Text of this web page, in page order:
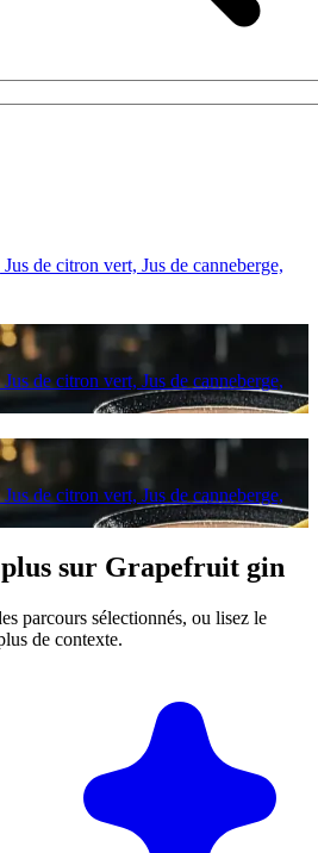
de citron vert, Jus de canneberge,
de citron vert, Jus de canneberge,
de citron vert, Jus de canneberge,
sur Grapefruit gin
parcours sélectionnés, ou lisez le
de contexte.